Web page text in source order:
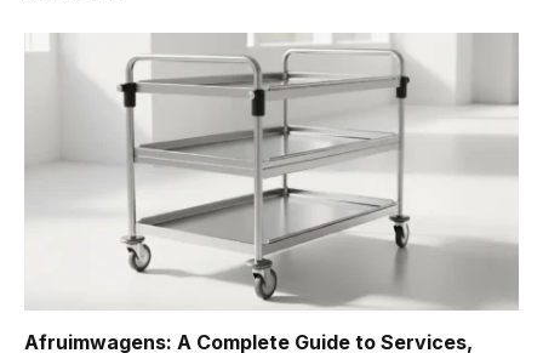
Afruimwagens: A Complete Guide to Services,